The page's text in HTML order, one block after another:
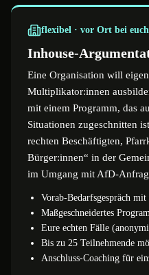
flexibel · vor Ort bei euch
Inhouse-
Eine Organisation will
Multiplikator:innen
mit einem Programm, das
Situationen zugeschnitten
rechten Beschäftigten,
Bürger:innen“ in der
im Umgang mit AfD-
Vorab-Bedarfsgespräch
Maßgeschneidertes
Eure echten Fälle
Bis zu 25 Teilnehmende
Anschluss-Coaching für